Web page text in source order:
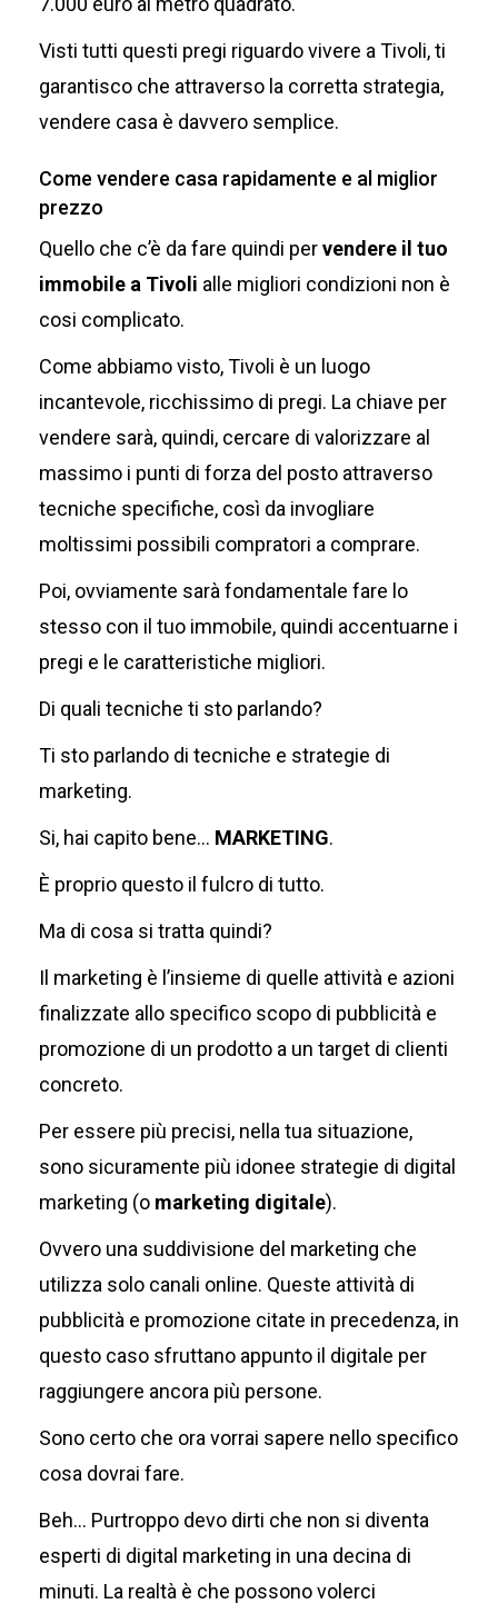
Visti tutti questi pregi riguardo vivere a Tivoli, ti
garantisco che attraverso la corretta strategia,
vendere casa è davvero semplice.
Come vendere casa rapidamente e al miglior
prezzo
Quello che c’è da fare quindi pervendere il tuo
immobile a Tivoli alle migliori condizioni non è
cosi complicato.
Come abbiamo visto, Tivoli è un luogo
incantevole, ricchissimo di pregi. La chiave per
vendere sarà, quindi, cercare di valorizzare al
massimo i punti di forza del posto attraverso
tecniche specifiche, così da invogliare
moltissimi possibili compratori a comprare.
Poi, ovviamente sarà fondamentale fare lo
stesso con il tuo immobile, quindi accentuarne i
pregi e le caratteristiche migliori.
Di quali tecniche ti sto parlando?
Ti sto parlando di tecniche e strategie di
marketing.
Si, hai capito bene… MARKETING.
È proprio questo il fulcro di tutto.
Ma di cosa si tratta quindi?
Il marketing è l’insieme di quelle attività e azioni
finalizzate allo specifico scopo di pubblicità e
promozione di un prodotto a un target di clienti
concreto.
Per essere più precisi, nella tua situazione,
sono sicuramente più idonee strategie di digital
marketing (o marketing digitale).
Ovvero una suddivisione del marketing che
utilizza solo canali online. Queste attività di
pubblicità e promozione citate in precedenza, in
questo caso sfruttano appunto il digitale per
raggiungere ancora più persone.
Sono certo che ora vorrai sapere nello specifico
cosa dovrai fare.
Beh… Purtroppo devo dirti che non si diventa
esperti di digital marketing in una decina di
minuti. La realtà è che possono volerci